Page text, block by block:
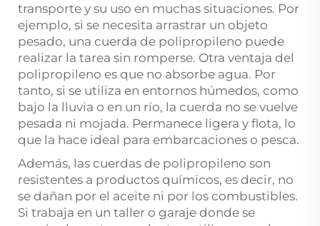
transporte y su uso en muchas situaciones. Por
ejemplo, si se necesita arrastrar un objeto
pesado, una cuerda de polipropileno puede
realizar la tarea sin romperse. Otra ventaja del
polipropileno es que no absorbe agua. Por
tanto, si se utiliza en entornos húmedos, como
bajo la lluvia o en un río, la cuerda no se vuelve
pesada ni mojada. Permanece ligera y flota, lo
que la hace ideal para embarcaciones o pesca.
Además, las cuerdas de polipropileno son
resistentes a productos químicos, es decir, no
se dañan por el aceite ni por los combustibles.
Si trabaja en un taller o garaje donde se